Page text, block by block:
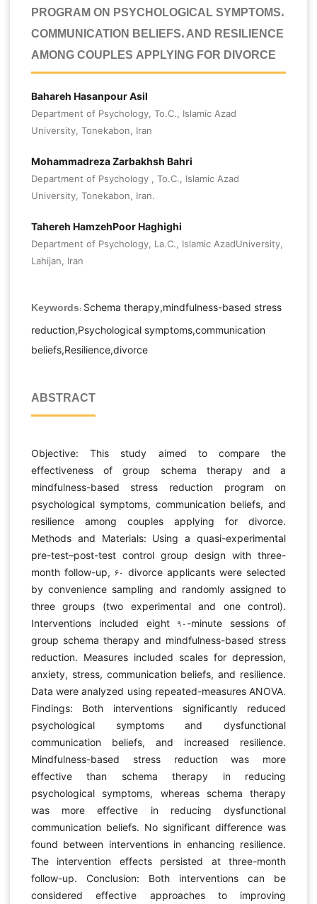
PROGRAM ON PSYCHOLOGICAL SYMPTOMS,
COMMUNICATION BELIEFS, AND RESILIENCE
AMONG COUPLES APPLYING FOR DIVORCE
Bahareh Hasanpour Asil
Department of Psychology, To.C., Islamic Azad
University, Tonekabon, Iran
Mohammadreza Zarbakhsh Bahri
Department of Psychology , To.C., Islamic Azad
University, Tonekabon, Iran.
Tahereh HamzehPoor Haghighi
Department of Psychology, La.C., Islamic AzadUniversity,
Lahijan, Iran
Keywords: Schema therapy,mindfulness-based stress
reduction,Psychological symptoms,communication
beliefs,Resilience,divorce
ABSTRACT
Objective: This study aimed to compare the
effectiveness of group schema therapy and a
mindfulness-based stress reduction program on
psychological symptoms, communication beliefs, and
resilience among couples applying for divorce.
Methods and Materials: Using a quasi-experimental
pre-test–post-test control group design with three-
month follow-up, ۶۰ divorce applicants were selected
by convenience sampling and randomly assigned to
three groups (two experimental and one control).
Interventions included eight ۹۰-minute sessions of
group schema therapy and mindfulness-based stress
reduction. Measures included scales for depression,
anxiety, stress, communication beliefs, and resilience.
Data were analyzed using repeated-measures ANOVA.
Findings: Both interventions significantly reduced
psychological symptoms and dysfunctional
communication beliefs, and increased resilience.
Mindfulness-based stress reduction was more
effective than schema therapy in reducing
psychological symptoms, whereas schema therapy
was more effective in reducing dysfunctional
communication beliefs. No significant difference was
found between interventions in enhancing resilience.
The intervention effects persisted at three-month
follow-up. Conclusion: Both interventions can be
considered effective approaches to improving